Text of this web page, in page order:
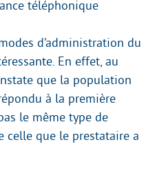
téléphonique
d’administration du
En effet, au
que la population
à la première
le même type de
celle que le prestataire a